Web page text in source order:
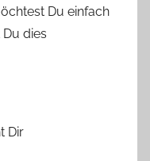
Du einfach
dies
Dir